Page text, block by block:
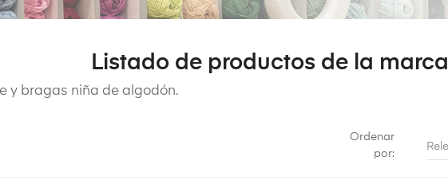
Listado de productos de la
y bragas niña de algodón.
Ordenar
por: